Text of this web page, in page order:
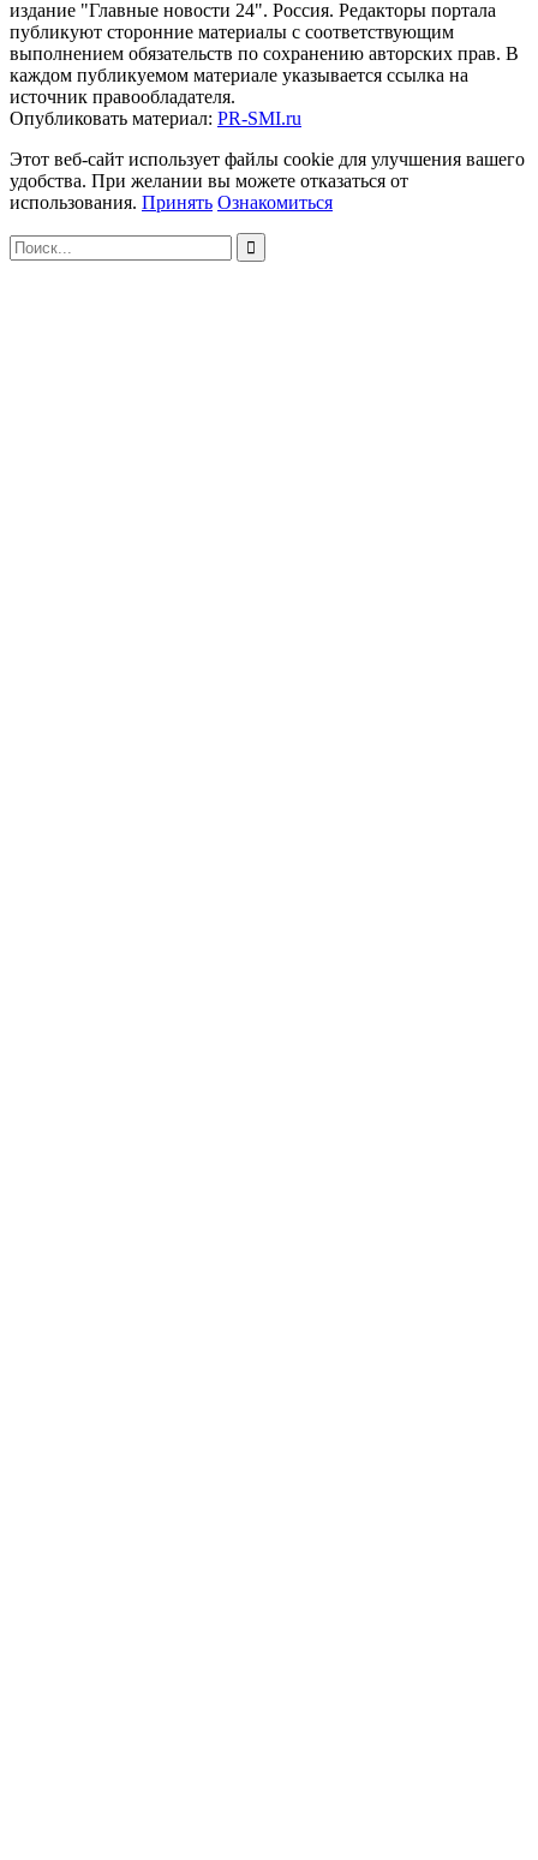
издание "Главные новости 24". Россия. Редакторы портала
публикуют сторонние материалы с соответствующим
выполнением обязательств по сохранению авторских прав. В
каждом публикуемом материале указывается ссылка на
источник правообладателя.
Опубликовать материал: PR-SMI.ru
Этот веб-сайт использует файлы cookie для улучшения вашего
удобства. При желании вы можете отказаться от
использования. Принять Ознакомиться